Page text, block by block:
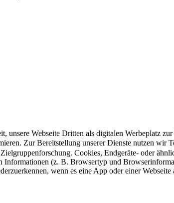
Webseite Dritten als digitalen Werbeplatz
Zur Bereitstellung unserer Dienste nutzen wir
Cookies, Endgeräte- oder
(z. B. Browsertyp und
wenn es eine App oder einer